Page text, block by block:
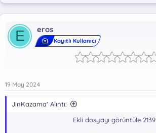
E eros
Kayıtlı Kullanıcı
19 May 2024
JinKazama' Alıntı:
Ekli dosyayı görüntüle 2139